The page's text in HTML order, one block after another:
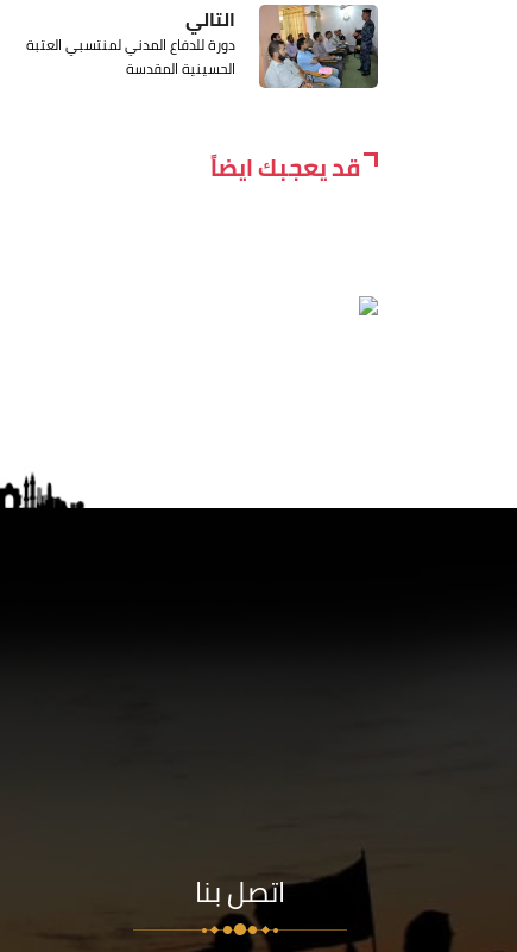
التالي
دورة للدفاع المدني لمنتسبي العتبة
الحسينية المقدسة
قد يعجبك ايضاً
اتصل بنا